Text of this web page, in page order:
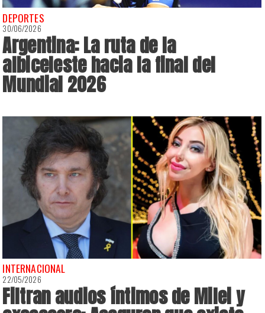
DEPORTES
30/06/2026
Argentina: La ruta de la
albiceleste hacia la final del
Mundial 2026
INTERNACIONAL
22/05/2026
Filtran audios íntimos de Milei y